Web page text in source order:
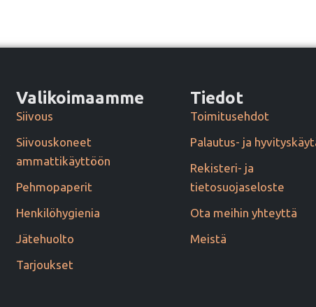
Valikoimaamme
Siivous
Siivouskoneet
ammattikäyttöön
Pehmopaperit
Henkilöhygienia
Jätehuolto
Tarjoukset
Tiedot
Toimitusehdot
Palautus- ja
Rekisteri- ja
tietosuojaseloste
Ota meihin yhteyttä
Meistä